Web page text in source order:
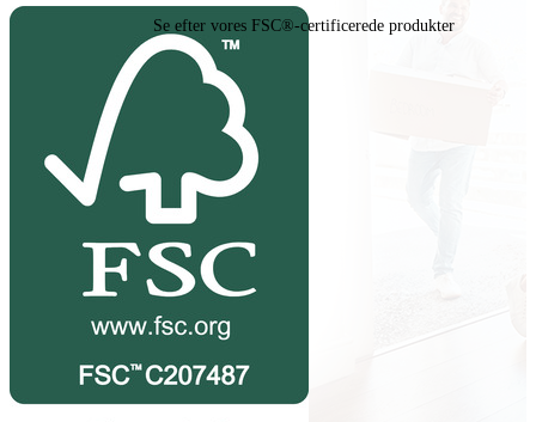
Se efter vores FSC®-certificerede produkter